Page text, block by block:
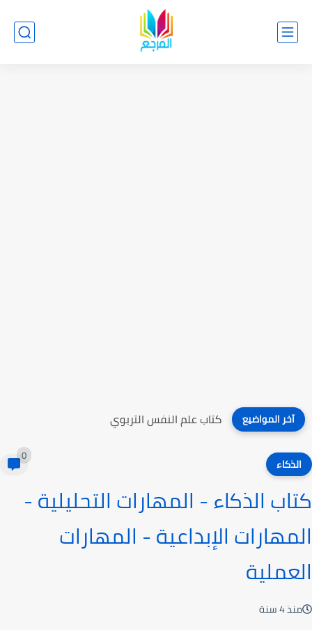
آخر المواضيع كتاب غير أفكارك وأحدث تغييرا دائما
الذكاء 0
كتاب الذكاء - المهارات التحليلية -
المهارات الإبداعية - المهارات
العملية
منذ 4 سنة